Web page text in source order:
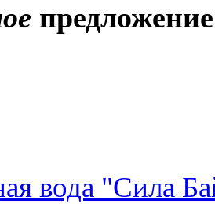
предложение
вода "Сила